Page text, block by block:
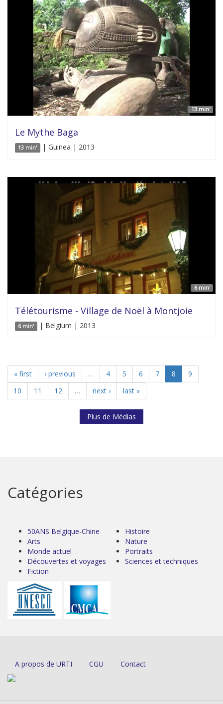
13 min'
Le Mythe Baga
13 min' | Guinea | 2013
6 min'
Télétourisme - Village de Noël à Montjoie
6 min' | Belgium | 2013
« first ‹ previous … 4 5 6 7 8
9
10
11 12 … next › last »
Plus de Médias
Catégories
50ANS Belgique-Chine
Arts
Monde actuel
Découvertes et voyages
Fiction
Histoire
Nature
Portraits
Sciences et techniques
A propos de URTI CGU Contact